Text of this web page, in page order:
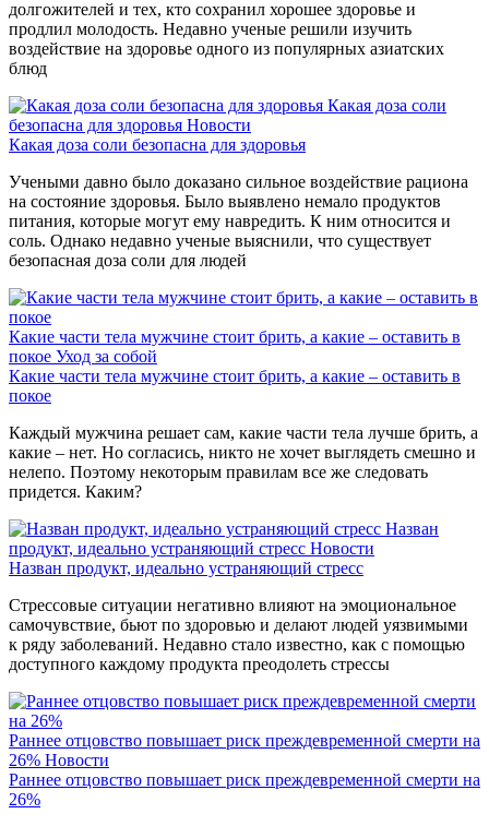
долгожителей и тех, кто сохранил хорошее здоровье и
продлил молодость. Недавно ученые решили изучить
воздействие на здоровье одного из популярных азиатских
блюд
Какая доза соли
безопасна для здоровья Новости
Какая доза соли безопасна для здоровья
Учеными давно было доказано сильное воздействие рациона
на состояние здоровья. Было выявлено немало продуктов
питания, которые могут ему навредить. К ним относится и
соль. Однако недавно ученые выяснили, что существует
безопасная доза соли для людей
Какие части тела мужчине стоит брить, а какие – оставить в
покое Уход за собой
Какие части тела мужчине стоит брить, а какие – оставить в
покое
Каждый мужчина решает сам, какие части тела лучше брить, а
какие – нет. Но согласись, никто не хочет выглядеть смешно и
нелепо. Поэтому некоторым правилам все же следовать
придется. Каким?
Назван
продукт, идеально устраняющий стресс Новости
Назван продукт, идеально устраняющий стресс
Стрессовые ситуации негативно влияют на эмоциональное
самочувствие, бьют по здоровью и делают людей уязвимыми
к ряду заболеваний. Недавно стало известно, как с помощью
доступного каждому продукта преодолеть стрессы
Раннее отцовство повышает риск преждевременной смерти на
26% Новости
Раннее отцовство повышает риск преждевременной смерти на
26%